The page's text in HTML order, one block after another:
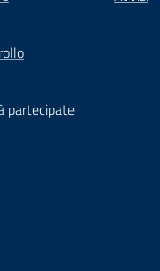
partecipate